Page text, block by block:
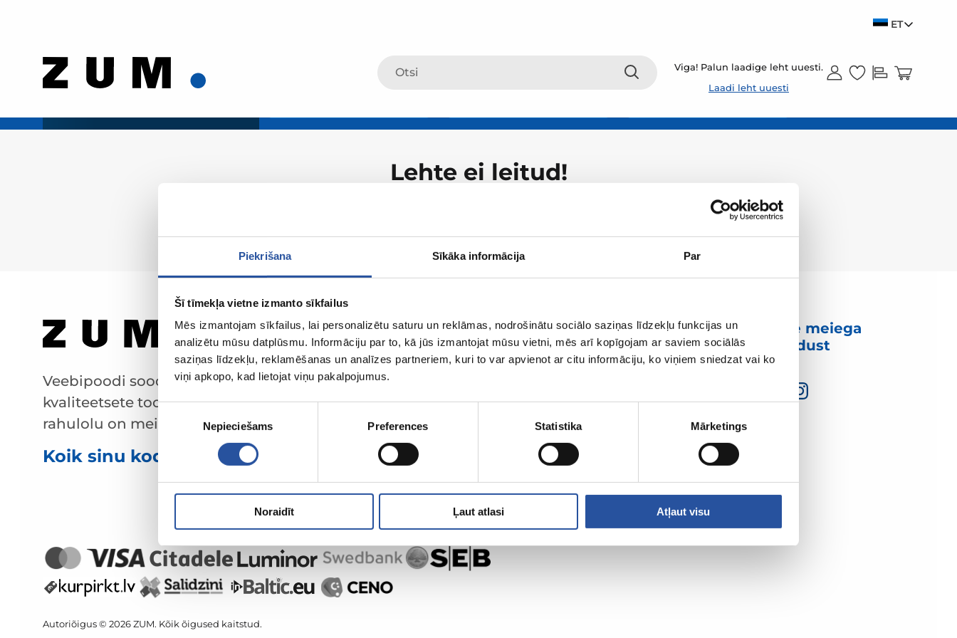
Piekrišana Sīkāka informācija Par
Šī tīmekļa vietne izmanto sīkfailus
Mēs izmantojam sīkfailus, lai personalizētu saturu un reklāmas, nodrošinātu sociālo saziņas līdzekļu funkcijas un
analizētu mūsu datplūsmu. Informāciju par to, kā jūs izmantojat mūsu vietni, mēs arī kopīgojam ar saviem sociālās
saziņas līdzekļu, reklamēšanas un analīzes partneriem, kuri to var apvienot ar citu informāciju, ko viņiem sniedzat vai ko
viņi apkopo, kad lietojat viņu pakalpojumus.
Piekrišanas
Nepieciešams Preferences Statistika Mārketings
Noraidīt Ļaut atlasi Atļaut visu
ET
Viga! Palun laadige leht uuesti.
Laadi leht uuesti
Lehte ei leitud!
Veebipoodi soodsate hindade ja
kvaliteetsete toodetega, kus kliendi
rahulolu on meie peamine väärtus.
Koik sinu kodu ja aia jaoks!
ZUM-ist Ostlemine
Võtke meiega
ühendust
Autoriõigus © 2026 ZUM. Kõik õigused kaitstud.